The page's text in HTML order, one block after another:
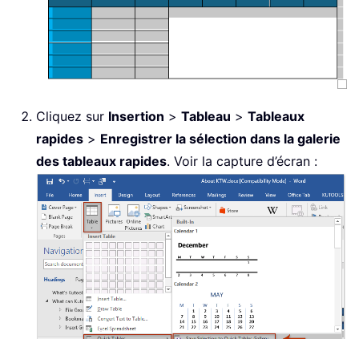
Cliquez sur Insertion > Tableau > Tableaux
rapides > Enregistrer la sélection dans la galerie
des tableaux rapides. Voir la capture d’écran :